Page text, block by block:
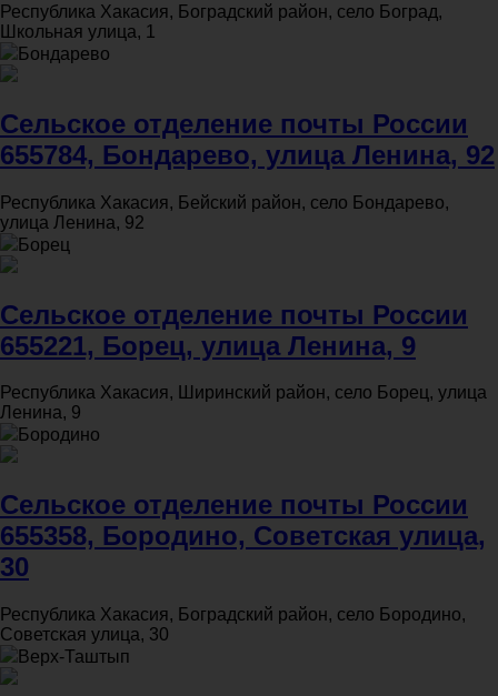
Республика Хакасия, Боградский район, село Боград,
Школьная улица, 1
Бондарево
Сельское отделение почты России
655784, Бондарево, улица Ленина, 92
Республика Хакасия, Бейский район, село Бондарево,
улица Ленина, 92
Борец
Сельское отделение почты России
655221, Борец, улица Ленина, 9
Республика Хакасия, Ширинский район, село Борец, улица
Ленина, 9
Бородино
Сельское отделение почты России
655358, Бородино, Советская улица,
30
Республика Хакасия, Боградский район, село Бородино,
Советская улица, 30
Верх-Таштып